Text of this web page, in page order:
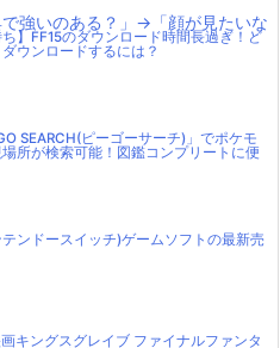
強いのある？」→「顔が見たいな
ち】FF15のダウンロード時間長過ぎ！ど
ウンロードするには？
SEARCH(ピーゴーサーチ)」でポケモ
所が検索可能！図鑑コンプリートに便
ンドースイッチ)ゲームソフトの最新売
キングスグレイブ ファイナルファンタ